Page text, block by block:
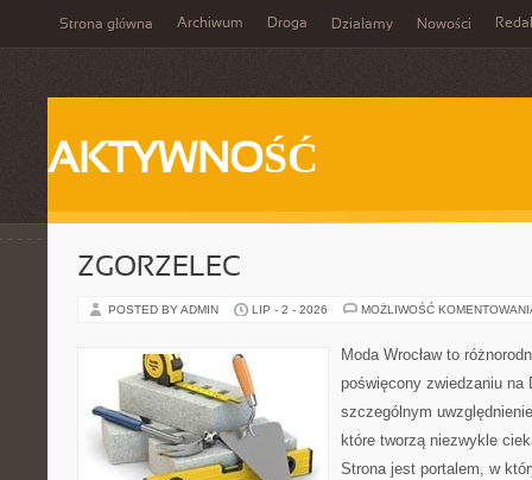
Strona główna Archiwum Droga Działamy Nowości
AKTYWNOŚĆ
ZGORZELEC
POSTED BY ADMIN LIP - 2 - 2026 MOŻLIWOŚĆ
Moda Wrocław to
poświęcony zwiedzaniu na
szczególnym
które tworzą niezwykle
Strona jest portalem, w